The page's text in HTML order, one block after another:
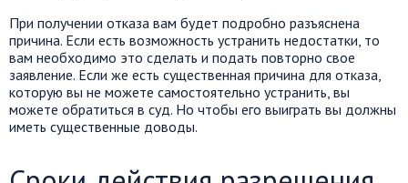
При получении отказа вам будет подробно разъяснена
причина. Если есть возможность устранить недостатки, то
вам необходимо это сделать и подать повторно свое
заявление. Если же есть существенная причина для отказа,
которую вы не можете самостоятельно устранить, вы
можете обратиться в суд. Но чтобы его выиграть вы должны
иметь существенные доводы.